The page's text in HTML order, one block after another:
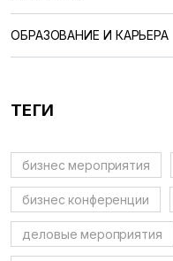
ОБРАЗОВАНИЕ И КАРЬЕРА
ТЕГИ
бизнес мероприятия
бизнес конференции
деловые мероприятия